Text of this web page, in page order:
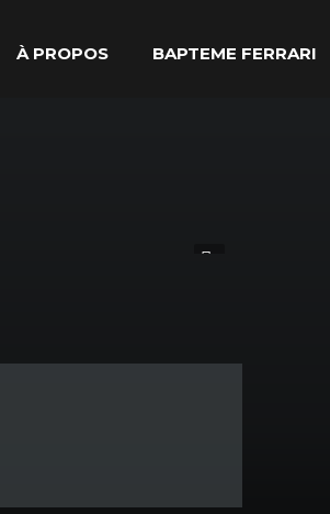
À PROPOS BAPTEME FERRARI